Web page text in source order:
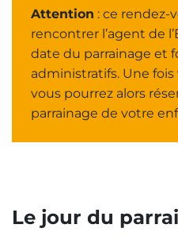
Attention : ce rendez-
rencontrer l’agent de
date du parrainage et
administratifs. Une
vous pourrez alors
parrainage de votre
Le jour du